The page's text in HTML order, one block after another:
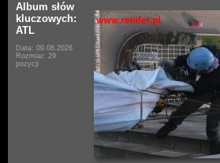
Album słów
kluczowych:
ATL
Data: 09.08.2026
Rozmiar: 29
pozycji